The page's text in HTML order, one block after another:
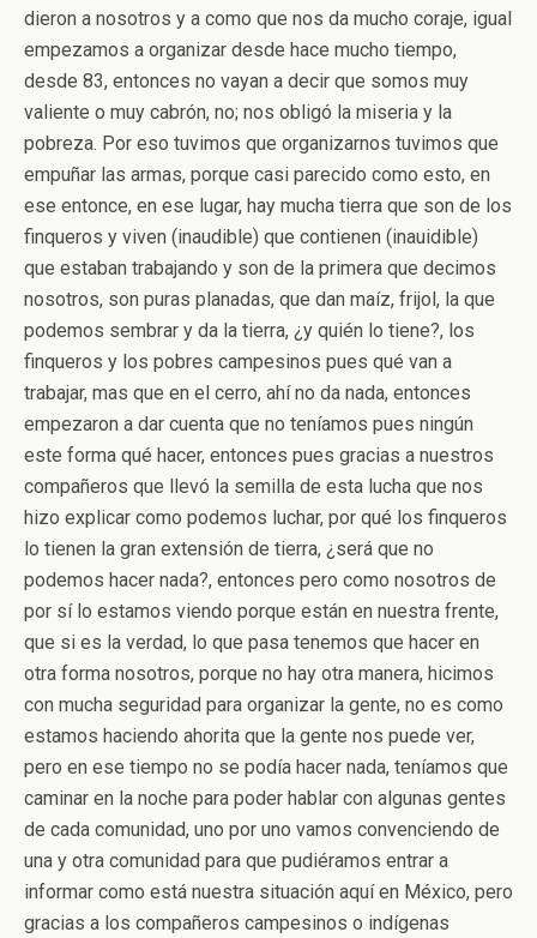
dieron a nosotros y a como que nos da mucho coraje, igual
empezamos a organizar desde hace mucho tiempo,
desde 83, entonces no vayan a decir que somos muy
valiente o muy cabrón, no; nos obligó la miseria y la
pobreza. Por eso tuvimos que organizarnos tuvimos que
empuñar las armas, porque casi parecido como esto, en
ese entonce, en ese lugar, hay mucha tierra que son de los
finqueros y viven (inaudible) que contienen (inauidible)
que estaban trabajando y son de la primera que decimos
nosotros, son puras planadas, que dan maíz, frijol, la que
podemos sembrar y da la tierra, ¿y quién lo tiene?, los
finqueros y los pobres campesinos pues qué van a
trabajar, mas que en el cerro, ahí no da nada, entonces
empezaron a dar cuenta que no teníamos pues ningún
este forma qué hacer, entonces pues gracias a nuestros
compañeros que llevó la semilla de esta lucha que nos
hizo explicar como podemos luchar, por qué los finqueros
lo tienen la gran extensión de tierra, ¿será que no
podemos hacer nada?, entonces pero como nosotros de
por sí lo estamos viendo porque están en nuestra frente,
que si es la verdad, lo que pasa tenemos que hacer en
otra forma nosotros, porque no hay otra manera, hicimos
con mucha seguridad para organizar la gente, no es como
estamos haciendo ahorita que la gente nos puede ver,
pero en ese tiempo no se podía hacer nada, teníamos que
caminar en la noche para poder hablar con algunas gentes
de cada comunidad, uno por uno vamos convenciendo de
una y otra comunidad para que pudiéramos entrar a
informar como está nuestra situación aquí en México, pero
gracias a los compañeros campesinos o indígenas